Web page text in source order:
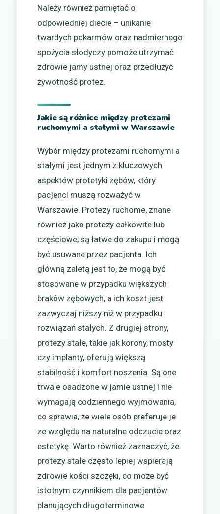
Należy również pamiętać o
odpowiedniej diecie – unikanie
twardych pokarmów oraz nadmiernego
spożycia słodyczy pomoże utrzymać
zdrowie jamy ustnej oraz przedłużyć
żywotność protez.
Jakie są różnice między protezami
ruchomymi a stałymi w Warszawie
Wybór między protezami ruchomymi a
stałymi jest jednym z kluczowych
aspektów protetyki zębów, który
pacjenci muszą rozważyć w
Warszawie. Protezy ruchome, znane
również jako protezy całkowite lub
częściowe, są łatwe do zakupu i mogą
być usuwane przez pacjenta. Ich
główną zaletą jest to, że mogą być
stosowane w przypadku większych
braków zębowych, a ich koszt jest
zazwyczaj niższy niż w przypadku
rozwiązań stałych. Z drugiej strony,
protezy stałe, takie jak korony, mosty
czy implanty, oferują większą
stabilność i komfort noszenia. Są one
trwale osadzone w jamie ustnej i nie
wymagają codziennego wyjmowania,
co sprawia, że wiele osób preferuje je
ze względu na naturalne odczucie oraz
estetykę. Warto również zaznaczyć, że
protezy stałe często lepiej wspierają
zdrowie kości szczęki, co może być
istotnym czynnikiem dla pacjentów
planujących długoterminowe